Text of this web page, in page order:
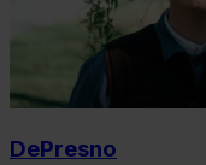
DePresno